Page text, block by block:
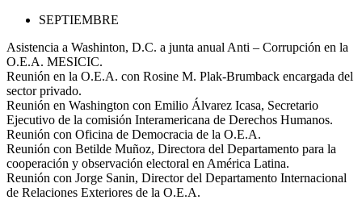
SEPTIEMBRE
Asistencia a Washinton, D.C. a junta anual Anti – Corrupción en la
O.E.A. MESICIC.
Reunión en la O.E.A. con Rosine M. Plak-Brumback encargada del
sector privado.
Reunión en Washington con Emilio Álvarez Icasa, Secretario
Ejecutivo de la comisión Interamericana de Derechos Humanos.
Reunión con Oficina de Democracia de la O.E.A.
Reunión con Betilde Muñoz, Directora del Departamento para la
cooperación y observación electoral en América Latina.
Reunión con Jorge Sanin, Director del Departamento Internacional
de Relaciones Exteriores de la O.E.A.